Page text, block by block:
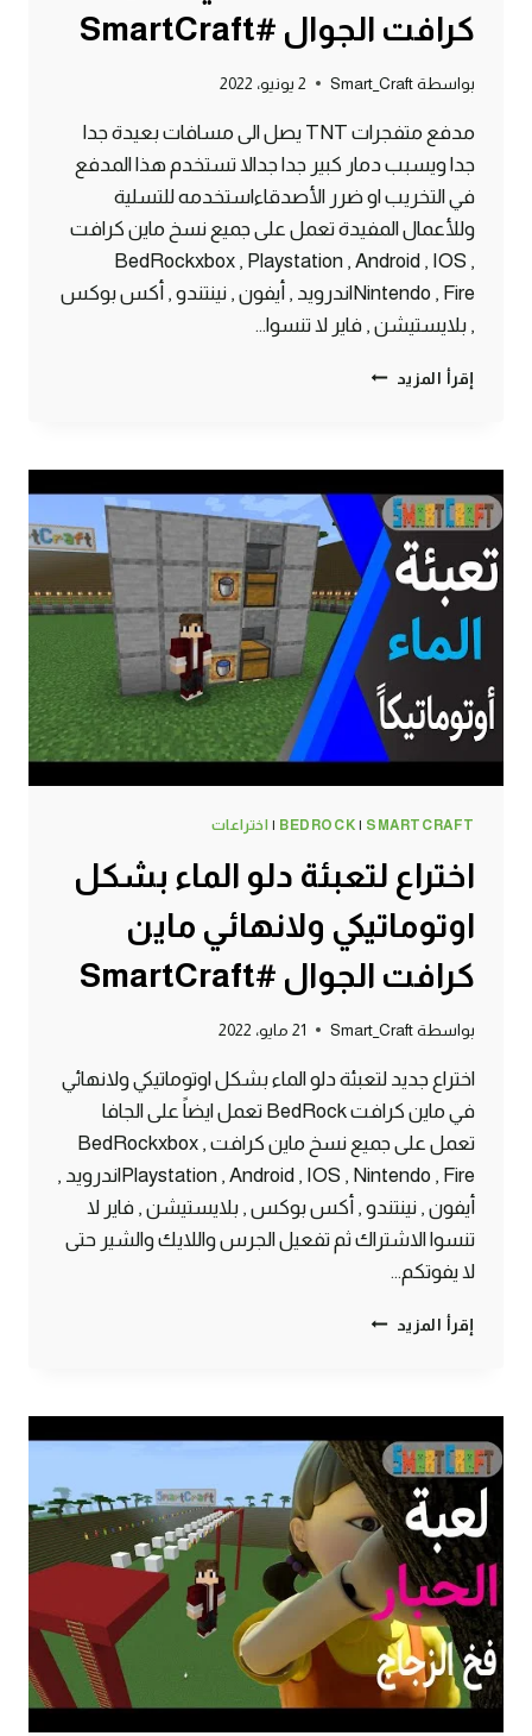
كرافت الجوال #SmartCraft
بواسطة Smart_Craft 2 يونيو، 2022
مدفع متفجرات TNT يصل الى مسافات بعيدة جدا
جدا ويسبب دمار كبير جدا جدالا تستخدم هذا المدفع
في التخريب او ضرر الأصدقاءاستخدمه للتسلية
وللأعمال المفيدة تعمل على جميع نسخ ماين كرافت
BedRockxbox , Playstation , Android , IOS ,
Nintendo , Fireاندرويد , أيفون , نينتندو , أكس بوكس
, بلايستيشن , فاير لا تنسوا…
إقرأ المزيد أقوى
يصل
لمسافات
بعيدة
في
ماين
كرافت
الجوال
#SMARTCRAFT
BEDROCK | SMARTCRAFT
| اختراعات
اختراع لتعبئة دلو الماء بشكل
اوتوماتيكي ولانهائي ماين
كرافت الجوال #SmartCraft
بواسطة Smart_Craft 21 مايو، 2022
اختراع جديد لتعبئة دلو الماء بشكل اوتوماتيكي ولانهائي
في ماين كرافت BedRock تعمل ايضاً على الجافا
تعمل على جميع نسخ ماين كرافت BedRockxbox ,
Playstation , Android , IOS , Nintendo , Fireاندرويد ,
أيفون , نينتندو , أكس بوكس , بلايستيشن , فاير لا
تنسوا الاشتراك ثم تفعيل الجرس واللايك والشير حتى
لا يفوتكم…
إقرأ المزيد اختراع
بشكل
اوتوماتيكي
ولانهائي
ماين
كرافت
الجوال